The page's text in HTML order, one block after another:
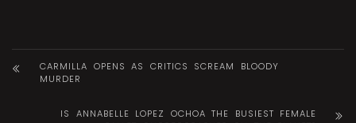
CARMILLA OPENS AS CRITICS SCREAM BLOODY
MURDER
IS ANNABELLE LOPEZ OCHOA THE BUSIEST FEMALE